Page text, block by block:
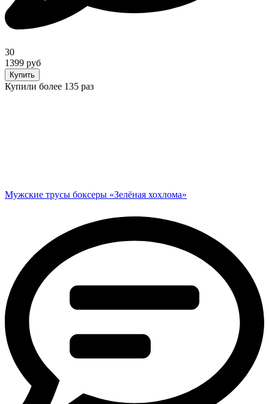
30
1399 руб
Купить
Купили более 135 раз
Мужские трусы боксеры «Зелёная хохлома»